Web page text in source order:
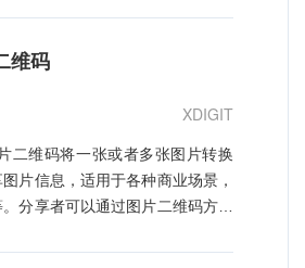
APP开发，手机APP开发，APP
信开发，H5开发，APP开发，
三角APP开发公司，安卓APP开
维码
XDIGIT
二维码将一张或者多张图片转换
片信息，适用于各种商业场景，
分享者可以通过图片二维码方便
码。为什么要使用图片二维码？